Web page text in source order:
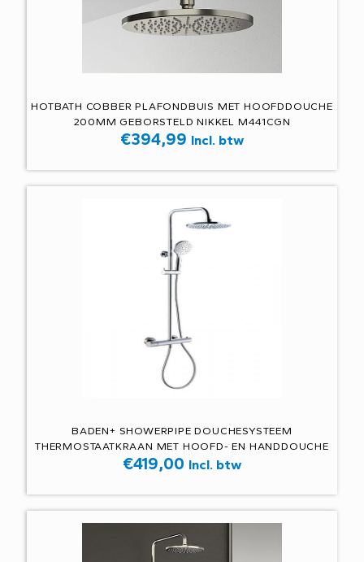
HOTBATH COBBER PLAFONDBUIS MET HOOFDDOUCHE
200MM GEBORSTELD NIKKEL M441CGN
€394,99 Incl. btw
BADEN+ SHOWERPIPE DOUCHESYSTEEM
THERMOSTAATKRAAN MET HOOFD- EN HANDDOUCHE
€419,00 Incl. btw